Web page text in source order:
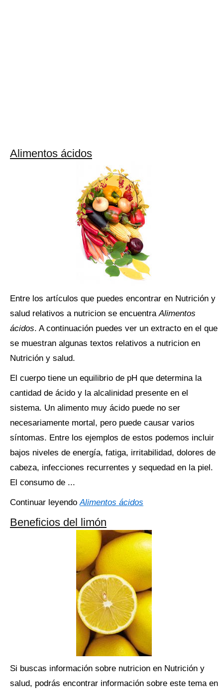
Alimentos ácidos
Entre los artículos que puedes encontrar en Nutrición y
salud relativos a nutricion se encuentraAlimentos
ácidos. A continuación puedes ver un extracto en el que
se muestran algunas textos relativos a nutricion en
Nutrición y salud.
El cuerpo tiene un equilibrio de pH que determina la
cantidad de ácido y la alcalinidad presente en el
sistema. Un alimento muy ácido puede no ser
necesariamente mortal, pero puede causar varios
síntomas. Entre los ejemplos de estos podemos incluir
bajos niveles de energía, fatiga, irritabilidad, dolores de
cabeza, infecciones recurrentes y sequedad en la piel.
El consumo de ...
Continuar leyendoAlimentos ácidos
Beneficios del limón
Si buscas información sobre nutricion en Nutrición y
salud, podrás encontrar información sobre este tema en